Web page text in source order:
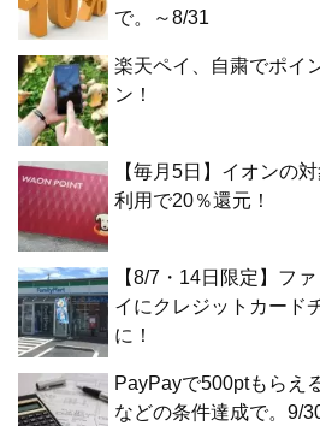
で。～8/31
楽天ペイ、自粛でポイ
ン！
【毎月5日】イオンの
利用で20％還元！
【8/7・14日限定】フ
イにクレジットカード
に！
PayPayで500ptもらえ
などの条件達成で。9/